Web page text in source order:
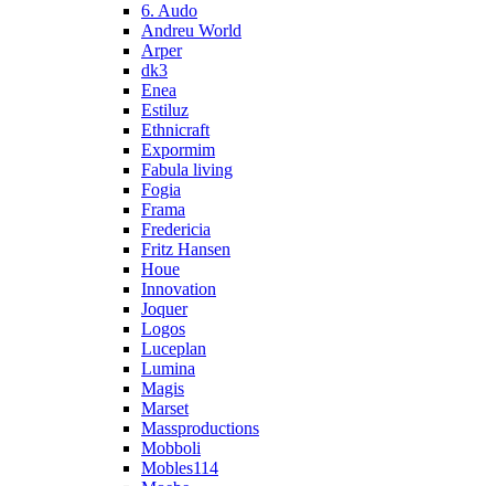
6. Audo
Andreu World
Arper
dk3
Enea
Estiluz
Ethnicraft
Expormim
Fabula living
Fogia
Frama
Fredericia
Fritz Hansen
Houe
Innovation
Joquer
Logos
Luceplan
Lumina
Magis
Marset
Massproductions
Mobboli
Mobles114